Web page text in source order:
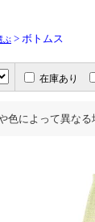
ぶ > ボトムス
在庫あり
によって異なる